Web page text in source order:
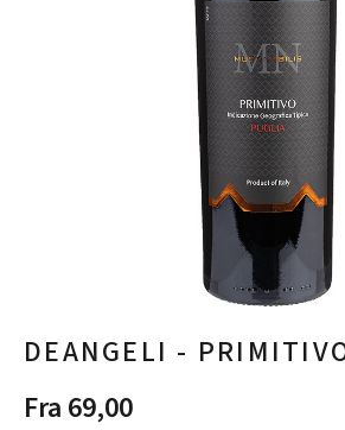
DEANGELI -
Fra 69,00